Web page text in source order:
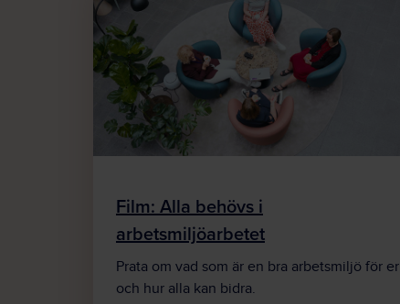
Film: Alla behövs i
arbetsmiljöarbetet
Prata om vad som är en bra arbetsmiljö för er
och hur alla kan bidra.